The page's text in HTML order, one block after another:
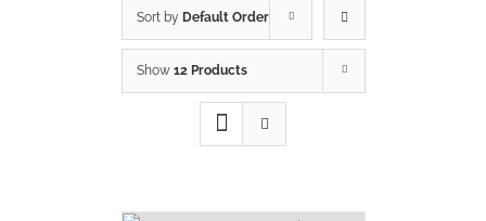
Sort by Default Order
Show 12 Products